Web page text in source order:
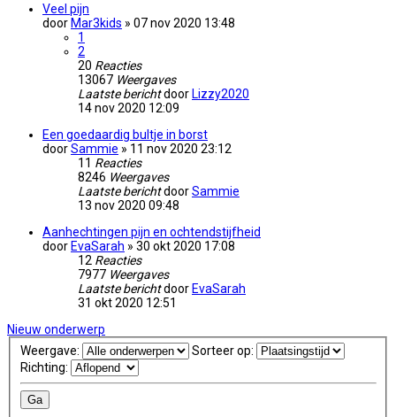
Veel pijn
door Mar3kids » 07 nov 2020 13:48
1
2
20 Reacties
13067 Weergaves
Laatste berichtdoor Lizzy2020
14 nov 2020 12:09
Een goedaardig bultje in borst
doorSammie » 11 nov 2020 23:12
11 Reacties
8246 Weergaves
Laatste berichtdoorSammie
13 nov 2020 09:48
Aanhechtingen pijn en ochtendstijfheid
door EvaSarah » 30 okt 2020 17:08
12 Reacties
7977 Weergaves
Laatste berichtdoor EvaSarah
31 okt 2020 12:51
Nieuw onderwerp
Weergave:
Sorteer op:
Richting: